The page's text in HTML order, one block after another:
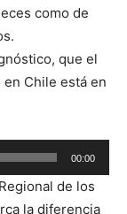
como de
que el
Chile está en
00:00
de los
la diferencia